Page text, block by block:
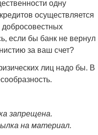
одну
осуществляется
добросовестных
если бы банк не вернул
за ваш счет?
лиц надо бы. В
запрещена.
на материал.